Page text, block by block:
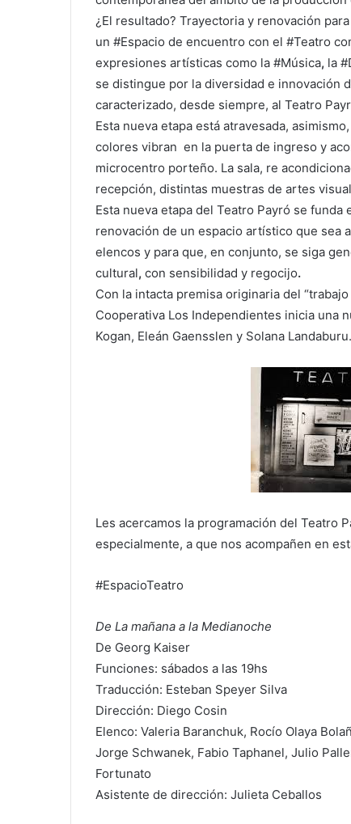
¿El resultado? Trayectoria y renovación
un #Espacio de encuentro con el #Teatro
expresiones artísticas como la #Música, la
se distingue por la diversidad e innovación
caracterizado, desde siempre, al Teatro
Esta nueva etapa está atravesada,
colores vibran en la puerta de ingreso y
microcentro porteño. La sala, re
recepción, distintas muestras de artes
Esta nueva etapa del Teatro Payró se
renovación de un espacio artístico que sea
elencos y para que, en conjunto, se siga
cultural, con sensibilidad y regocijo.
Con la intacta premisa originaria del
Cooperativa Los Independientes inicia una
Kogan, Eleán Gaensslen y Solana Landaburu.
Les acercamos la programación del Teatro
especialmente, a que nos acompañen en
#EspacioTeatro
De La mañana a la Medianoche
De Georg Kaiser
Funciones: sábados a las 19hs
Traducción: Esteban Speyer Silva
Dirección: Diego Cosin
Elenco: Valeria Baranchuk, Rocío Olaya
Jorge Schwanek, Fabio Taphanel, Julio
Fortunato
Asistente de dirección: Julieta Ceballos